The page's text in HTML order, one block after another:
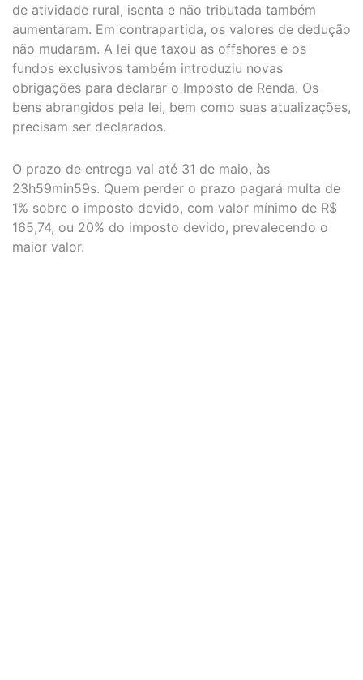
de atividade rural, isenta e não tributada também
aumentaram. Em contrapartida, os valores de dedução
não mudaram. A lei que taxou as offshores e os
fundos exclusivos também introduziu novas
obrigações para declarar o Imposto de Renda. Os
bens abrangidos pela lei, bem como suas atualizações,
precisam ser declarados.
O prazo de entrega vai até 31 de maio, às
23h59min59s. Quem perder o prazo pagará multa de
1% sobre o imposto devido, com valor mínimo de R$
165,74, ou 20% do imposto devido, prevalecendo o
maior valor.